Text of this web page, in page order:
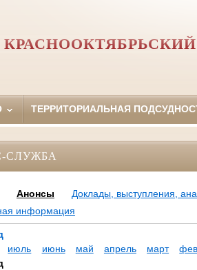
ТЕРРИТОРИАЛЬНАЯ
СЛУЖБА
Анонсы Доклады, выступления,
информация
июль июнь май апрель март